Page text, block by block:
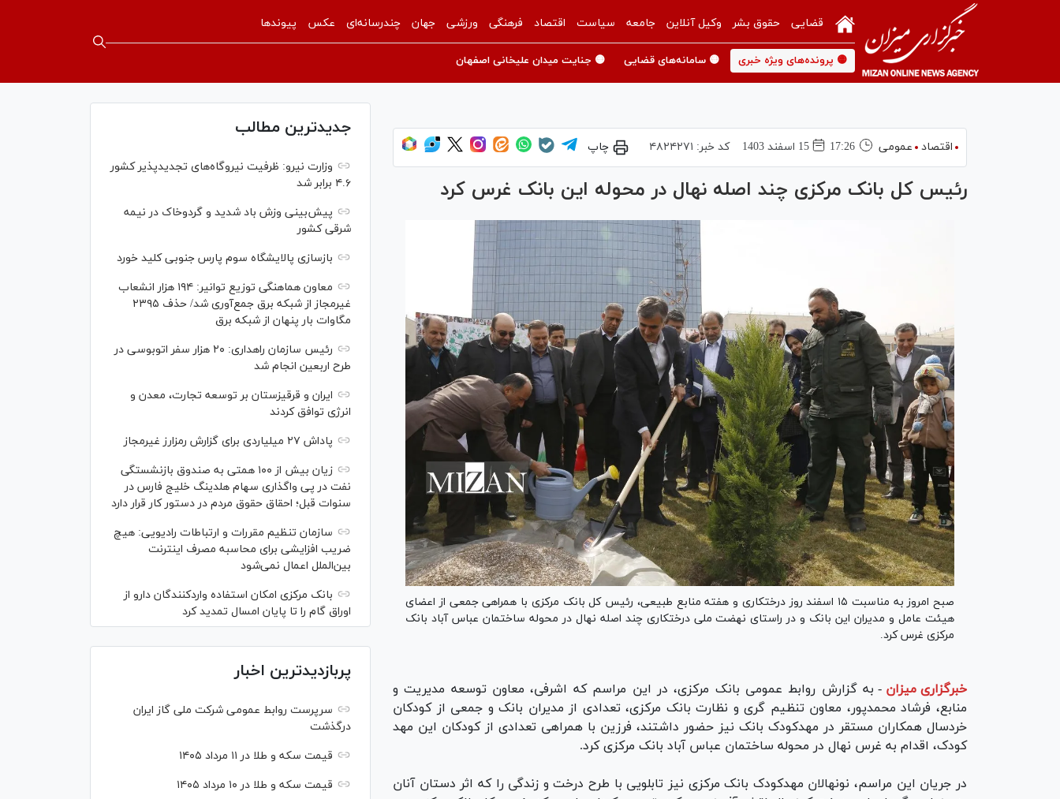
قضایی حقوق بشر وکیل آنلاین جامعه سیاست اقتصاد فرهنگی ورزشی جهان چندرسانه‌ای عکس پیوندها
🟡 پرونده‌های ویژه خبری 🟡 سامانه‌های قضایی 🟡 جنایت میدان علیخانی اصفهان
اقتصاد عمومی 17:26 15 اسفند 1403 کد خبر: ۴۸۲۴۲۷۱ چاپ
رئیس کل بانک مرکزی چند اصله نهال در محوله این بانک غرس کرد
صبح امروز به مناسبت ۱۵ اسفند روز درختکاری و هفته منابع طبیعی، رئیس کل بانک مرکزی با همراهی جمعی از اعضای
هیئت عامل و مدیران این بانک و در راستای نهضت ملی درختکاری چند اصله نهال در محوله ساختمان عباس آباد بانک
مرکزی غرس کرد.
خبرگزاری میزان - به گزارش روابط عمومی بانک مرکزی، در این مراسم که اشرفی، معاون توسعه مدیریت و
منابع، فرشاد محمدپور، معاون تنظیم گری و نظارت بانک مرکزی، تعدادی از مدیران بانک و جمعی از کودکان
خردسال همکاران مستقر در مهدکودک بانک نیز حضور داشتند، فرزین با همراهی تعدادی از کودکان این مهد
کودک، اقدام به غرس نهال در محوله ساختمان عباس آباد بانک مرکزی کرد.
در جریان این مراسم، نونهالان مهدکودک بانک مرکزی نیز تابلویی با طرح درخت و زندگی را که اثر دستان آنان
جدیدترین مطالب
وزارت نیرو: ظرفیت نیروگاه‌های تجدیدپذیر کشور
۴.۶ برابر شد
پیش‌بینی وزش باد شدید و گردوخاک در نیمه
شرقی کشور
بازسازی پالایشگاه سوم پارس جنوبی کلید خورد
معاون هماهنگی توزیع توانیر: ۱۹۴ هزار انشعاب
غیرمجاز از شبکه برق جمع‌آوری شد/ حذف ۲۳۹۵
مگاوات بار پنهان از شبکه برق
رئیس سازمان راهداری: ۲۰ هزار سفر اتوبوسی در
طرح اربعین انجام شد
ایران و قرقیزستان بر توسعه تجارت، معدن و
انرژی توافق کردند
پاداش ۲۷ میلیاردی برای گزارش رمزارز غیرمجاز
زیان بیش از ۱۰۰ همتی به صندوق بازنشستگی
نفت در پی واگذاری سهام هلدینگ خلیج فارس در
سنوات قبل؛ احقاق حقوق مردم در دستور کار قرار دارد
سازمان تنظیم مقررات و ارتباطات رادیویی: هیچ
ضریب افزایشی برای محاسبه مصرف اینترنت
بین‌الملل اعمال نمی‌شود
بانک مرکزی امکان استفاده واردکنندگان دارو از
اوراق گام را تا پایان امسال تمدید کرد
پربازدیدترین اخبار
سرپرست روابط عمومی شرکت ملی گاز ایران
درگذشت
قیمت سکه و طلا در ۱۱ مرداد ۱۴۰۵
قیمت سکه و طلا در ۱۰ مرداد ۱۴۰۵